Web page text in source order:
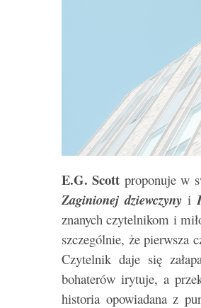
E.G. Scott proponuje w
Zaginionej dziewczyny i
znanych czytelnikom i
szczególnie, że pierwsza
Czytelnik daje się
bohaterów irytuje, a
historia opowiadana z